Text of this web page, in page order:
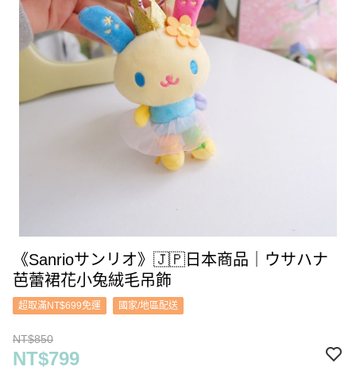
《Sanrioサンリオ》🇯🇵日本商品｜ウサハナ
芭蕾裙花小兔絨毛吊飾
超取滿NT$699免運 國家/地區配送
NT$850
NT$799